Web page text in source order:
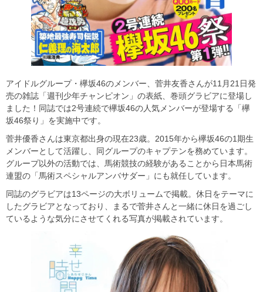
アイドルグループ・欅坂46のメンバー、菅井友香さんが11月21日発
売の雑誌「週刊少年チャンピオン」の表紙、巻頭グラビアに登場し
ました！同誌では2号連続で欅坂46の人気メンバーが登場する「欅
坂46祭り」を実施中です。
菅井優香さんは東京都出身の現在23歳。2015年から欅坂46の1期生
メンバーとして活躍し、同グループのキャプテンを務めています。
グループ以外の活動では、馬術競技の経験があることから日本馬術
連盟の「馬術スペシャルアンバサダー」にも就任しています。
同誌のグラビアは13ページの大ボリュームで掲載。休日をテーマに
したグラビアとなっており、まるで菅井さんと一緒に休日を過ごし
ているような気分にさせてくれる写真が掲載されています。